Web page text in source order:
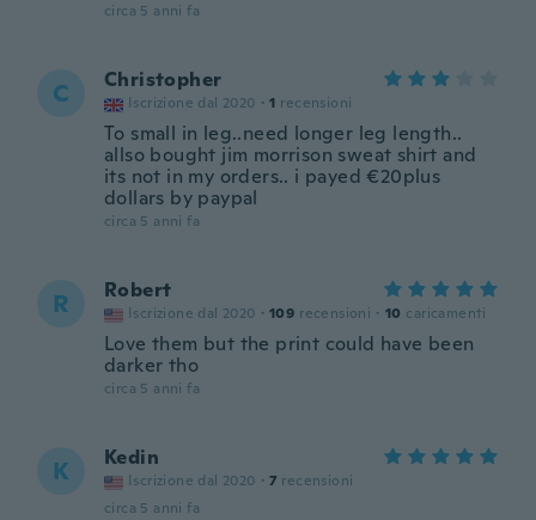
circa 5 anni fa
C Christopher
Iscrizione dal 2020 · 1 recensioni
To small in leg..need longer leg length..
allso bought jim morrison sweat shirt and
its not in my orders.. i payed €20plus
dollars by paypal
circa 5 anni fa
R Robert
Iscrizione dal 2020 · 109 recensioni · 10 caricamenti
Love them but the print could have been
darker tho
circa 5 anni fa
K Kedin
Iscrizione dal 2020 · 7 recensioni
circa 5 anni fa